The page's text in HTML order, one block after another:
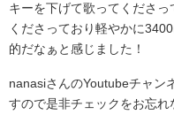
キーを下げて歌ってくださ
くださっており軽やかに
的だなぁと感じました！
nanasiさんのYoutubeチャン
すので是非チェックをお忘